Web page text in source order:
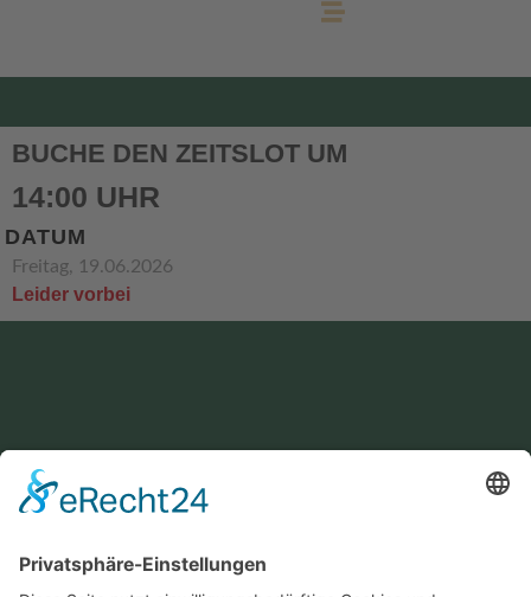
BUCHE DEN ZEITSLOT UM
14:00 UHR
DATUM
Freitag, 19.06.2026
Leider vorbei
KONTAKT
+49 7422 240693